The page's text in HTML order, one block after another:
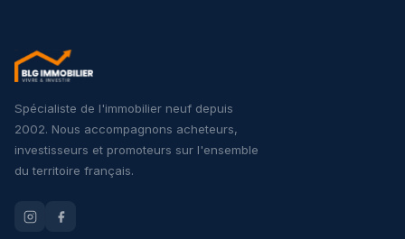
Spécialiste de l'immobilier neuf depuis
2002. Nous accompagnons acheteurs,
investisseurs et promoteurs sur l'ensemble
du territoire français.